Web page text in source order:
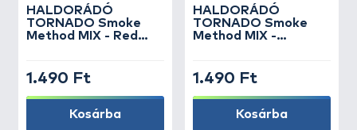
HALDORÁDÓ
TORNADO Smoke
Method MIX - Red
1.490 Ft
Kosárba
HALDORÁDÓ
TORNADO Smoke
Method MIX -
1.490 Ft
Kosárba